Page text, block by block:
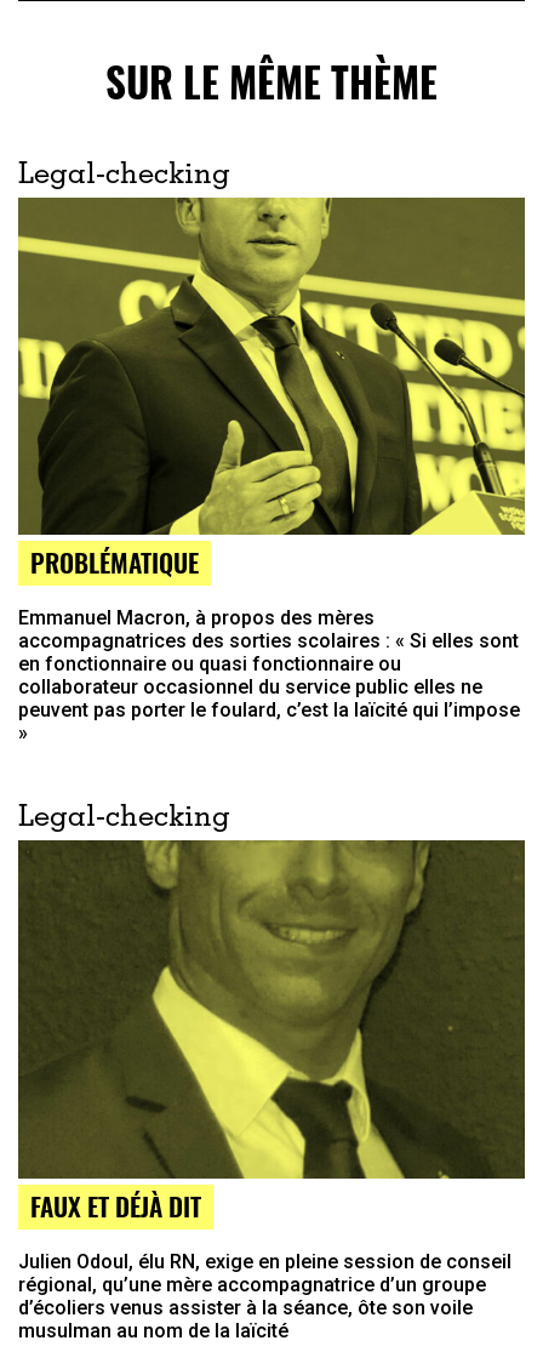
SUR LE MÊME THÈME
Legal-checking
PROBLÉMATIQUE
Emmanuel Macron, à propos des mères
accompagnatrices des sorties scolaires : « Si elles sont
en fonctionnaire ou quasi fonctionnaire ou
collaborateur occasionnel du service public elles ne
peuvent pas porter le foulard, c’est la laïcité qui l’impose
»
Legal-checking
FAUX ET DÉJÀ DIT
Julien Odoul, élu RN, exige en pleine session de conseil
régional, qu’une mère accompagnatrice d’un groupe
d’écoliers venus assister à la séance, ôte son voile
musulman au nom de la laïcité